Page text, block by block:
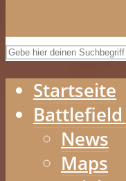
Startseite
Battlefield
News
Maps